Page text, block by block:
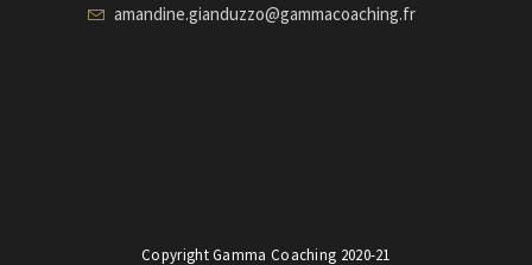
amandine.gianduzzo@gammacoaching.fr
Copyright Gamma Coaching 2020-21